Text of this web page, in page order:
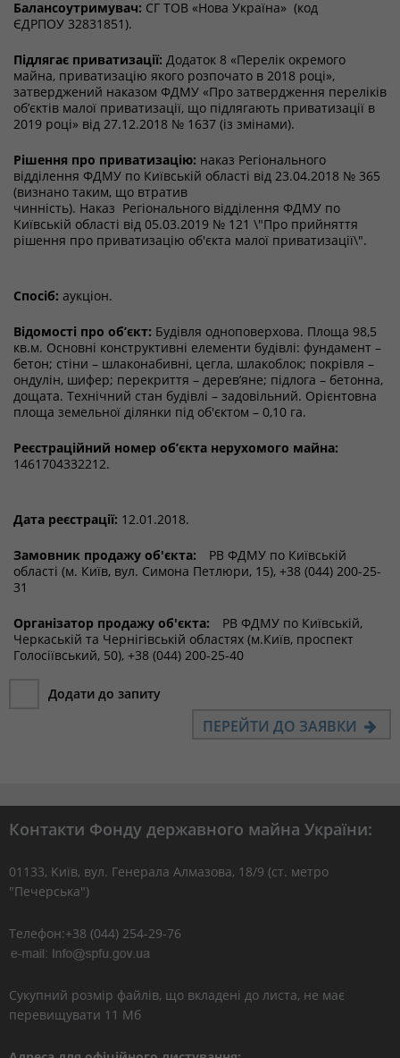
Балансоутримувач: СГ ТОВ «Нова Україна» (код
ЄДРПОУ 32831851).
Підлягає приватизації: Додаток 8 «Перелік окремого
майна, приватизацію якого розпочато в 2018 році»,
затверджений наказом ФДМУ «Про затвердження переліків
об’єктів малої приватизації, що підлягають приватизації в
2019 році» від 27.12.2018 № 1637 (із змінами).
Рішення про приватизацію: наказ Регіонального
відділення ФДМУ по Київській області від 23.04.2018 № 365
(визнано таким, що втратив
чинність). Наказ Регіонального відділення ФДМУ по
Київській області від 05.03.2019 № 121 \"Про прийняття
рішення про приватизацію об'єкта малої приватизації\".
Спосіб: аукціон.
Відомості про об’єкт: Будівля одноповерхова. Площа 98,5
кв.м. Основні конструктивні елементи будівлі: фундамент –
бетон; стіни – шлаконабивні, цегла, шлакоблок; покрівля –
ондулін, шифер; перекриття – дерев’яне; підлога – бетонна,
дощата. Технічний стан будівлі – задовільний. Орієнтовна
площа земельної ділянки під об'єктом – 0,10 га.
Реєстраційний номер об’єкта нерухомого майна:
1461704332212.
Дата реєстрації: 12.01.2018.
Замовник продажу об'єкта:
РВ ФДМУ по Київській
області (м. Київ, вул. Симона Петлюри, 15), +38 (044) 200-25-
31
Організатор продажу об'єкта:
РВ ФДМУ по Київській,
Черкаській та Чернігівській областях (м.Київ, проспект
Голосіївський, 50), +38 (044) 200-25-40
Додати до запиту
ПЕРЕЙТИ ДО ЗАЯВКИ
Контакти Фонду державного майна України:
01133, Kиїв, вул. Генерала Алмазова, 18/9 (ст. метро
"Печерська")
Телефон:+38 (044) 254-29-76
Сукупний розмір файлів, що вкладені до листа, не має
перевищувати 11 Мб